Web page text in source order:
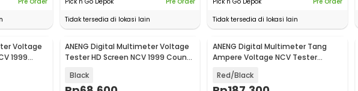
Tidak tersedia di lokasi lain
Tidak tersedia di lokasi lain
Voltage
1999
Baru
ANENG Digital Multimeter Voltage
Tester HD Screen NCV 1999 Count
Black
ANENG Digital Multimeter Tang
Ampere Voltage NCV Tester
Red/Black